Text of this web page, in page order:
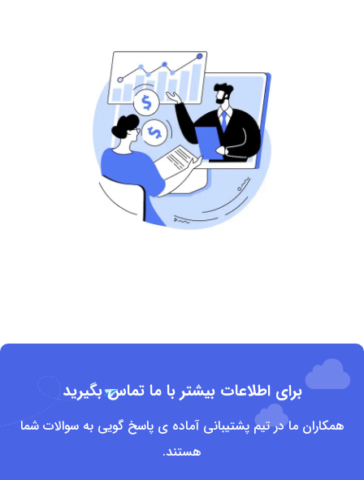
برای اطلاعات بیشتر با ما تماس بگیرید
همکاران ما در تیم پشتیبانی آماده ی پاسخ گویی به سوالات شما
هستند.